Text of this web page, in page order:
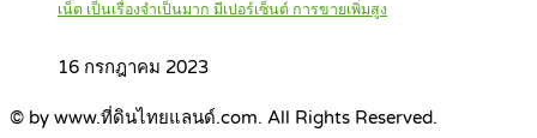
เน็ต เป็นเรื่องจำเป็นมาก มีเปอร์เซ็นต์ การขายเพิ่มสูง
16 กรกฎาคม 2023
© by www.ที่ดินไทยแลนด์.com. All Rights Reserved.